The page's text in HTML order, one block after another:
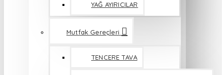
YAĞ AYIRICILAR
Mutfak Gereçleri
TENCERE TAVA